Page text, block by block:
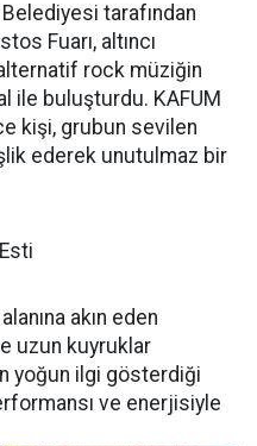
tarafından
Fuarı, altıncı
rock müziğin
ile buluşturdu. KAFUM
kişi, grubun sevilen
ederek unutulmaz bir
akın eden
uzun kuyruklar
yoğun ilgi gösterdiği
ve enerjisiyle